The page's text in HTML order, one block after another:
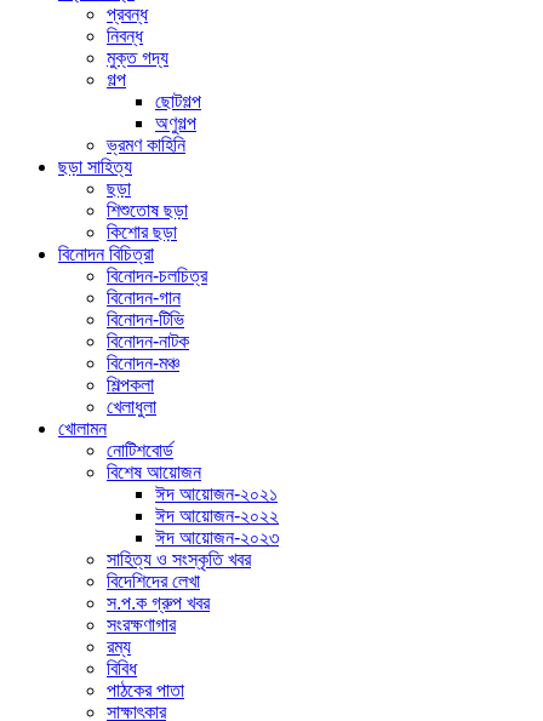
প্রবন্ধ
নিবন্ধ
মুক্ত গদ্য
গল্প
ছোটগল্প
অণুগল্প
ভ্রমণ কাহিনি
ছড়া সাহিত্য
ছড়া
শিশুতোষ ছড়া
কিশোর ছড়া
বিনোদন বিচিত্রা
বিনোদন-চলচিত্র
বিনোদন-গান
বিনোদন-টিভি
বিনোদন-নাটক
বিনোদন-মঞ্চ
শিল্পকলা
খেলাধুলা
খোলামন
নোটিশবোর্ড
বিশেষ আয়োজন
ঈদ আয়োজন-২০২১
ঈদ আয়োজন-২০২২
ঈদ আয়োজন-২০২৩
সাহিত্য ও সংস্কৃতি খবর
বিদেশিদের লেখা
স.প.ক গ্রুপ খবর
সংরক্ষণাগার
রম্য
বিবিধ
পাঠকের পাতা
সাক্ষাৎকার